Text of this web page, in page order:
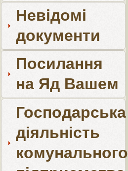
Невідомі
документи
Посилання
на Яд Вашем
Господарська
діяльність
комунального